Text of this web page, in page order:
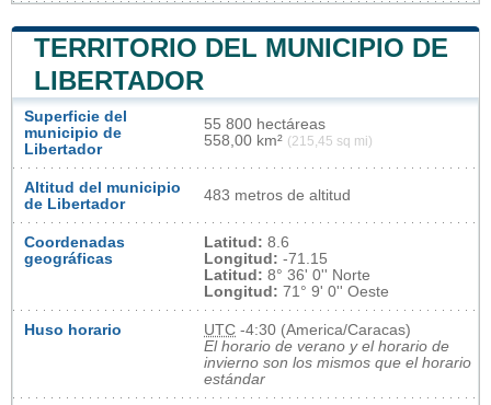
TERRITORIO DEL MUNICIPIO DE
LIBERTADOR
Superficie del
municipio de
Libertador
55 800 hectáreas
558,00 km² (215,45 sq mi)
Altitud del municipio
de Libertador
483 metros de altitud
Coordenadas
geográficas
Latitud: 8.6
Longitud: -71.15
Latitud: 8° 36' 0'' Norte
Longitud: 71° 9' 0'' Oeste
Huso horario UTC -4:30 (America/Caracas)
El horario de verano y el horario de
invierno son los mismos que el horario
estándar